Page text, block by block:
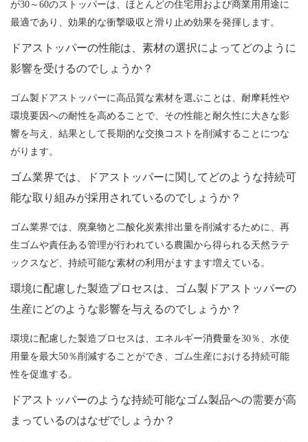
が30～60のストッパーは、ほとんどの住宅用および商業用用途に
最適であり、効果的な衝撃吸収と滑り止め効果を発揮します。
ドアストッパーの性能は、素材の選択によってどのように
影響を受けるのでしょうか？
ゴム製ドアストッパーに高品質な素材を選ぶことは、耐摩耗性や
環境要因への耐性を高めることで、その性能と耐久性に大きな影
響を与え、結果として長期的な交換コストを削減することにつな
がります。
ゴム業界では、ドアストッパーに関してどのような持続可
能な取り組みが採用されているのでしょうか？
ゴム業界では、廃棄物と二酸化炭素排出量を削減するために、再
生ゴムや責任ある管理が行われている農園から得られる天然ラテ
ックスなど、持続可能な素材の利用がますます増えている。
環境に配慮した製造プロセスは、ゴム製ドアストッパーの
生産にどのような影響を与えるのでしょうか？
環境に配慮した製造プロセスは、エネルギー消費量を30％、水使
用量を最大50％削減することができ、ゴム生産における持続可能
性を促進する。
ドアストッパーのような持続可能なゴム製品への需要が高
まっているのはなぜでしょうか？